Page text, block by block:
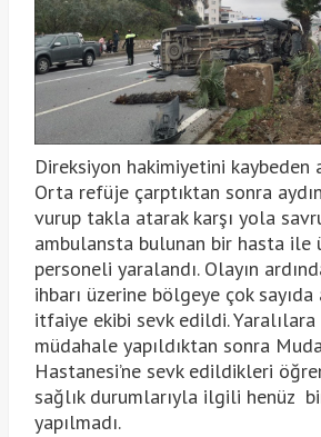
Direksiyon hakimiyetini kaybeden
Orta refüje çarptıktan sonra
vurup takla atarak karşı yola
ambulansta bulunan bir hasta ile
personeli yaralandı. Olayın
ihbarı üzerine bölgeye çok
itfaiye ekibi sevk edildi.
müdahale yapıldıktan sonra
Hastanesi’ne sevk edildikleri
sağlık durumlarıyla ilgili henüz
yapılmadı.